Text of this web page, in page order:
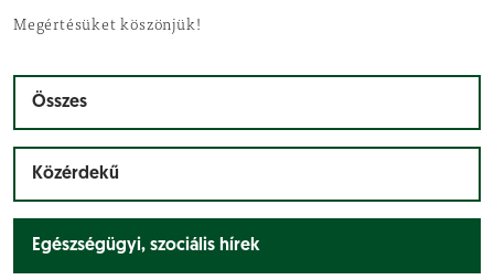
Megértésüket köszönjük!
Összes
Közérdekű
Egészségügyi, szociális hírek